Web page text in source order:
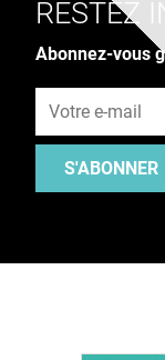
RESTEZ
Abonnez-vous
S'ABONNER